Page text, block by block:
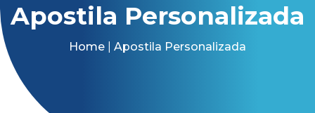
Apostila Personalizada
Home Apostila Personalizada